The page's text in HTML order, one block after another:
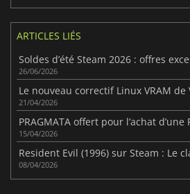
ARTICLES LIÉS
26/06/2026
21/04/2026
15/04/2026
08/04/2026